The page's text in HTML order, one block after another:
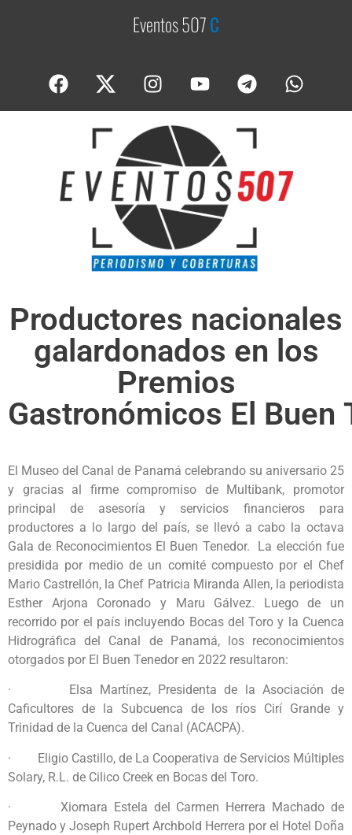
Eventos 507Cob
Productores nacionales
galardonados en los
Premios
Gastronómicos El Buen
El Museo del Canal de Panamá celebrando su aniversario 25
y gracias al firme compromiso de Multibank, promotor
principal de asesoría y servicios financieros para
productores a lo largo del país, se llevó a cabo la octava
Gala de Reconocimientos El Buen Tenedor. La elección fue
presidida por medio de un comité compuesto por el Chef
Mario Castrellón, la Chef Patricia Miranda Allen, la periodista
Esther Arjona Coronado y Maru Gálvez. Luego de un
recorrido por el país incluyendo Bocas del Toro y la Cuenca
Hidrográfica del Canal de Panamá, los reconocimientos
otorgados por El Buen Tenedor en 2022 resultaron:
· Elsa Martínez, Presidenta de la Asociación de
Caficultores de la Subcuenca de los ríos Cirí Grande y
Trinidad de la Cuenca del Canal (ACACPA).
· Eligio Castillo, de La Cooperativa de Servicios Múltiples
Solary, R.L. de Cilico Creek en Bocas del Toro.
· Xiomara Estela del Carmen Herrera Machado de
Peynado y Joseph Rupert Archbold Herrera por el Hotel Doña